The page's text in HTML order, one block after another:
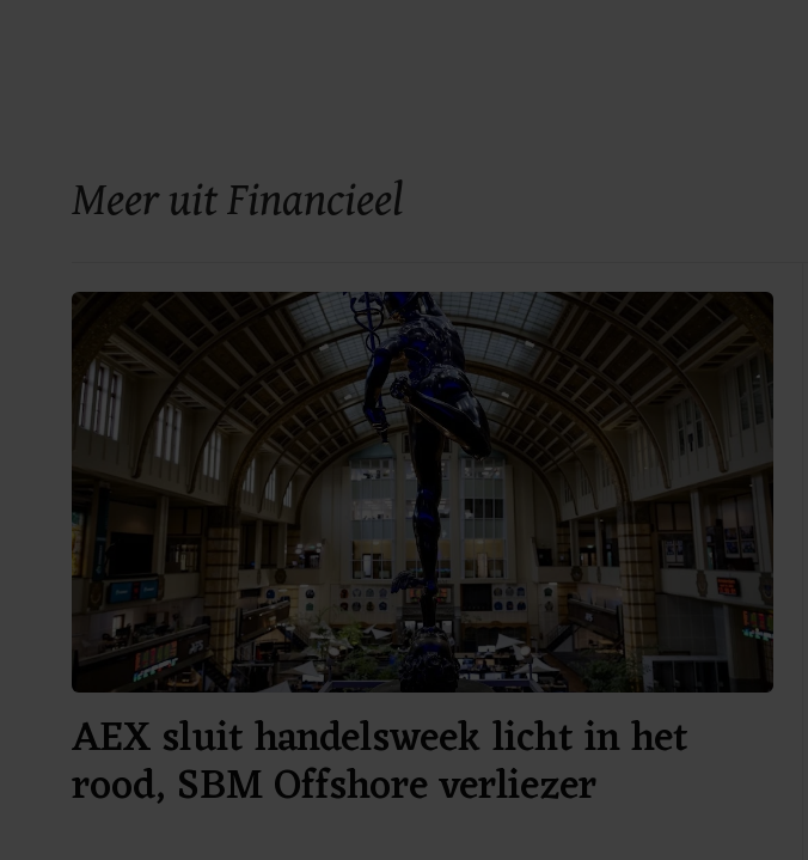
Meer uit Financieel
AEX sluit handelsweek licht in het
rood, SBM Offshore verliezer